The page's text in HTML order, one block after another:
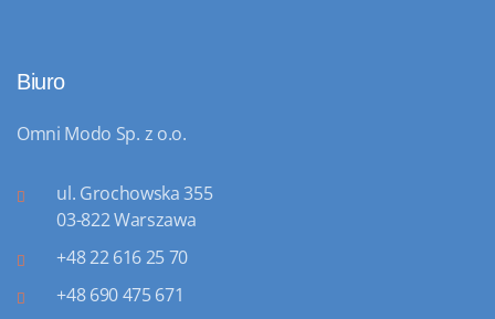
Biuro
Omni Modo Sp. z o.o.
ul. Grochowska 355
03-822 Warszawa
+48 22 616 25 70
+48 690 475 671